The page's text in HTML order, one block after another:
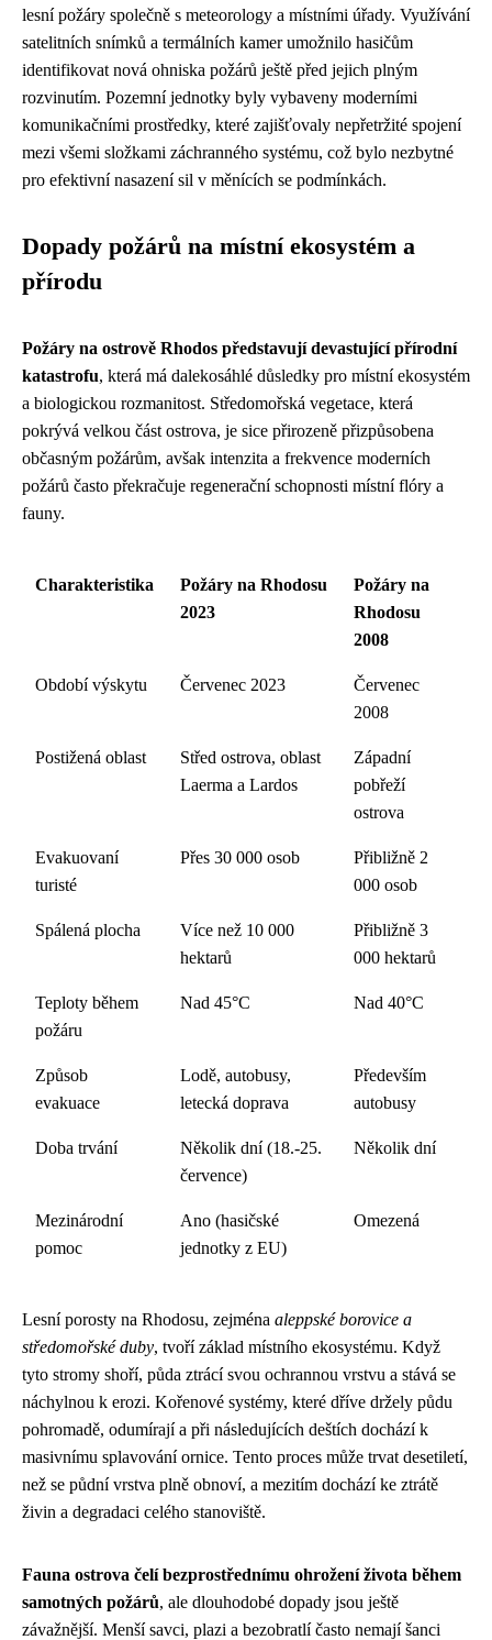
lesní požáry společně s meteorology a místními úřady. Využívání
satelitních snímků a termálních kamer umožnilo hasičům
identifikovat nová ohniska požárů ještě před jejich plným
rozvinutím. Pozemní jednotky byly vybaveny moderními
komunikačními prostředky, které zajišťovaly nepřetržité spojení
mezi všemi složkami záchranného systému, což bylo nezbytné
pro efektivní nasazení sil v měnících se podmínkách.
Dopady požárů na místní ekosystém a
přírodu
Požáry na ostrově Rhodos představují devastující přírodní
katastrofu, která má dalekosáhlé důsledky pro místní ekosystém
a biologickou rozmanitost. Středomořská vegetace, která
pokrývá velkou část ostrova, je sice přirozeně přizpůsobena
občasným požárům, avšak intenzita a frekvence moderních
požárů často překračuje regenerační schopnosti místní flóry a
fauny.
Charakteristika
Požáry na Rhodosu
2023
Požáry na
Rhodosu
2008
Období výskytu Červenec 2023
Červenec
2008
Postižená oblast
Střed ostrova, oblast
Laerma a Lardos
Západní
pobřeží
ostrova
Evakuovaní
turisté
Přes 30 000 osob
Přibližně 2
000 osob
Spálená plocha
Více než 10 000
hektarů
Přibližně 3
000 hektarů
Teploty během
požáru
Nad 45°C Nad 40°C
Způsob
evakuace
Lodě, autobusy,
letecká doprava
Především
autobusy
Doba trvání
Několik dní (18.-25.
července)
Několik dní
Mezinárodní
pomoc
Ano (hasičské
jednotky z EU)
Omezená
Lesní porosty na Rhodosu, zejména aleppské borovice a
středomořské duby, tvoří základ místního ekosystému. Když
tyto stromy shoří, půda ztrácí svou ochrannou vrstvu a stává se
náchylnou k erozi. Kořenové systémy, které dříve držely půdu
pohromadě, odumírají a při následujících deštích dochází k
masivnímu splavování ornice. Tento proces může trvat desetiletí,
než se půdní vrstva plně obnoví, a mezitím dochází ke ztrátě
živin a degradaci celého stanoviště.
Fauna ostrova čelí bezprostřednímu ohrožení života během
samotných požárů, ale dlouhodobé dopady jsou ještě
závažnější. Menší savci, plazi a bezobratlí často nemají šanci